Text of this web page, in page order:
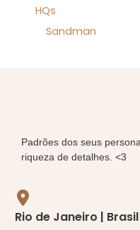
HQs
Sandman
Padrões dos seus
riqueza de detalhes. <3
Rio de Janeiro | Brasil